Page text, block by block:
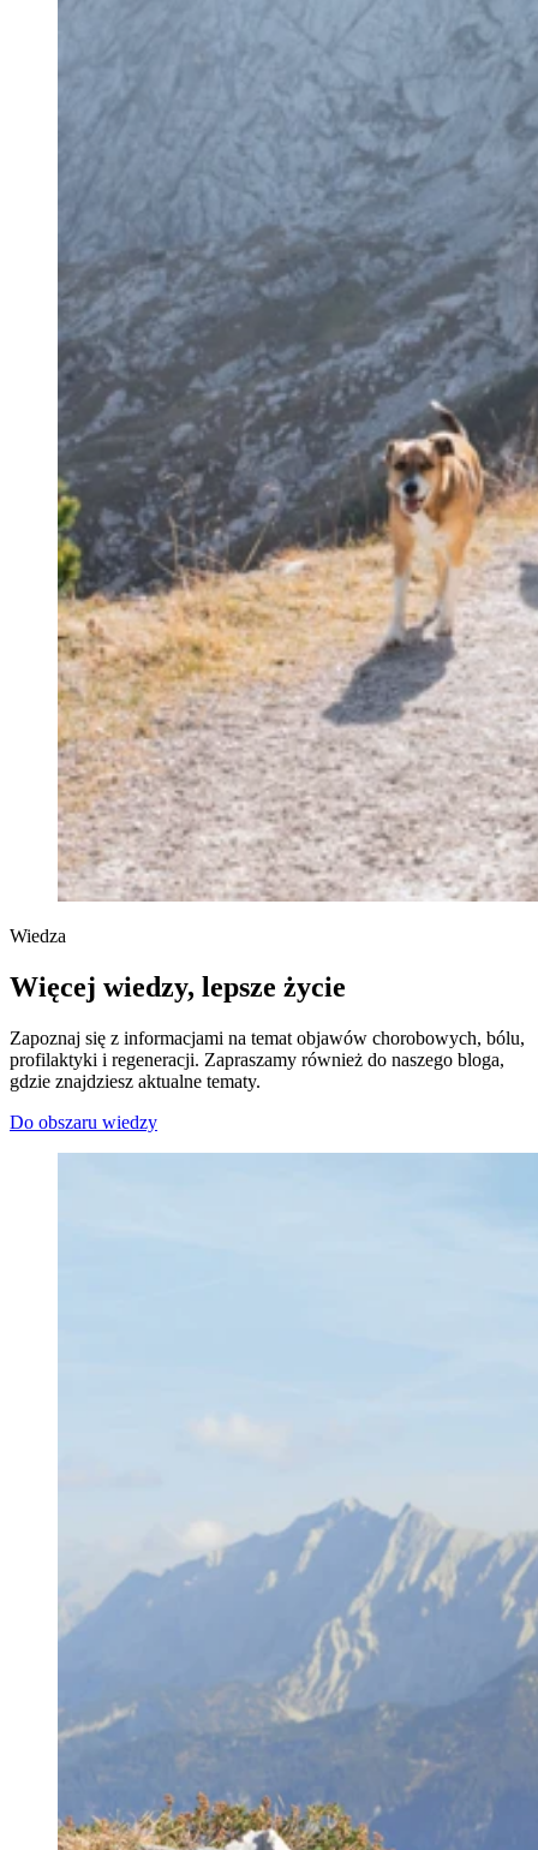
Wiedza
Więcej wiedzy, lepsze życie
Zapoznaj się z informacjami na temat objawów chorobowych, bólu,
profilaktyki i regeneracji. Zapraszamy również do naszego bloga,
gdzie znajdziesz aktualne tematy.
Do obszaru wiedzy